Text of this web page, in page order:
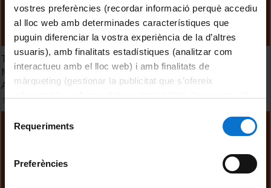
vostres preferències (recordar informació perquè accediu
al lloc web amb determinades característiques que
puguin diferenciar la vostra experiència de la d’altres
usuaris), amb finalitats estadístiques (analitzar com
interactueu amb el lloc web) i amb finalitats de
màrqueting (gestionar la publicitat que s’ofereix
consultar laPolítica de galetes del lloc web de la
Selecció
Requeriments
Preferències
TTM 2024. Sesión 5. Conectando los Principios de la Dieta
Mediterránea con la Comida Saludable de las Culturas
Alimentarias de Asia
14 October, 2024